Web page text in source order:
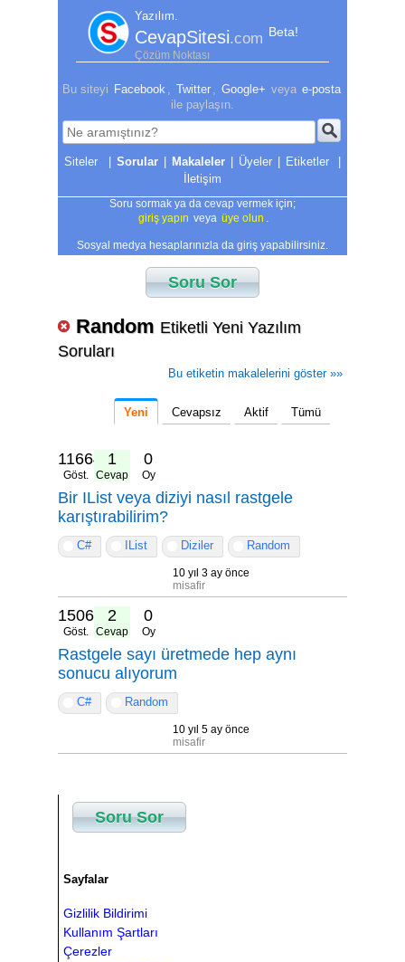
Yazılım.
CevapSitesi.com Beta!
Çözüm Noktası
Bu siteyi Facebook Twitter Google+ veya e-posta
ile paylaşın.
| Sorular | Makaleler | Üyeler | Etiketler
|
İletişim
Soru sormak ya da cevap vermek için;
giriş yapın veya üye olun
Sosyal medya hesaplarınızla da giriş yapabilirsiniz.
Soru Sor
Random Etiketli Yeni Yazılım
Soruları
Bu etiketin makalelerini göster »»
Yeni Cevapsız Aktif Tümü
11664
Göst.
1
Cevap
0
Oy
Bir IList veya diziyi nasıl rastgele
karıştırabilirim?
C# IList Diziler Random
10 yıl 3 ay önce
misafir
15061
Göst.
2
Cevap
0
Oy
Rastgele sayı üretmede hep aynı
sonucu alıyorum
C# Random
10 yıl 5 ay önce
misafir
Soru Sor
Sayfalar
Gizlilik Bildirimi
Kullanım Şartları
Çerezler